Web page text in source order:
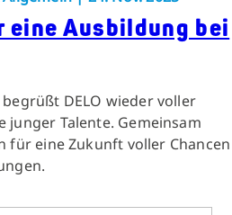
eine Ausbildung bei
begrüßt DELO wieder voller
junger Talente. Gemeinsam
für eine Zukunft voller Chancen